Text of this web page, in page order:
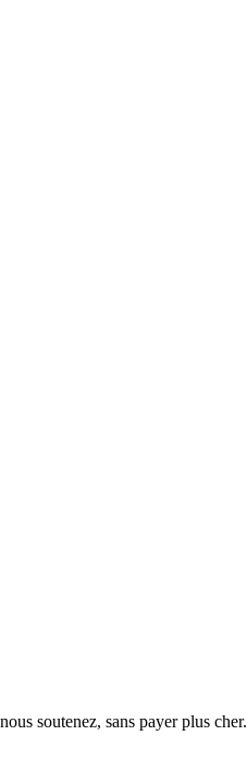
soutenez, sans payer plus cher.